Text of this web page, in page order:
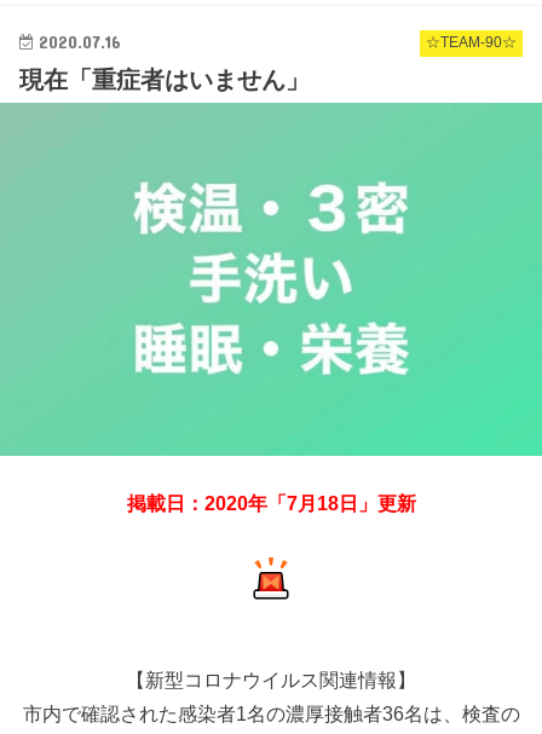
☆TEAM-90☆
2020.07.16
現在「重症者はいません」
掲載日：2020年「7月18日」更新
【新型コロナウイルス関連情報】
市内で確認された感染者1名の濃厚接触者36名は、検査の